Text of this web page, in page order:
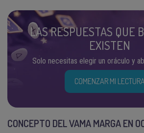
LAS RESPUESTAS QUE
EXISTEN
Solo necesitas elegir un oráculo y
COMENZAR MI LECTURA
CONCEPTO DEL VAMA MARGA EN